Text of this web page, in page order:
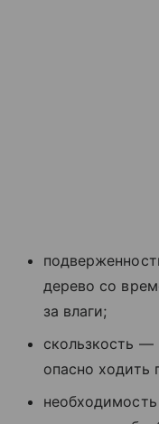
дерево со
за влаги;
скользкость —
опасно ходить